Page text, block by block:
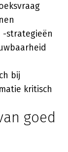
-strategieën
bij
kritisch
goed